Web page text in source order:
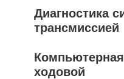
Диагностика
трансмиссией
ходовой